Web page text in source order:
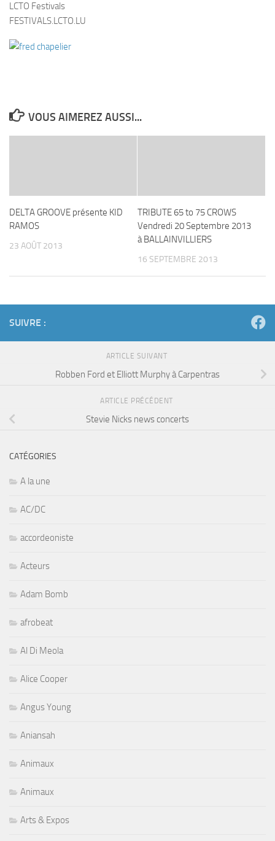
LCTO Festivals
FESTIVALS.LCTO.LU
VOUS AIMEREZ AUSSI...
DELTA GROOVE présente KID
RAMOS
23 AOÛT 2013
TRIBUTE 65 to 75 CROWS
Vendredi 20 Septembre 2013
à BALLAINVILLIERS
16 SEPTEMBRE 2013
SUIVRE :
ARTICLE SUIVANT
Robben Ford et Elliott Murphy à Carpentras
ARTICLE PRÉCÉDENT
Stevie Nicks news concerts
CATÉGORIES
A la une
AC/DC
accordeoniste
Acteurs
Adam Bomb
afrobeat
Al Di Meola
Alice Cooper
Angus Young
Aniansah
Animaux
Animaux
Arts & Expos